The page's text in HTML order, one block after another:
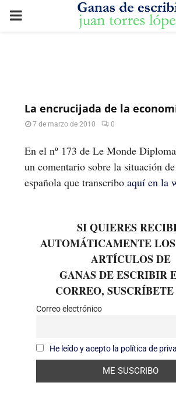
PRIMARY
La encrucijada de la
7 de marzo de 2010 0
En el nº 173 de Le Monde
un comentario sobre la situación
española que transcribo aquí en la
SI QUIERES
AUTOMÁTICAMENTE
ARTÍCULOS DE
GANAS DE ESCRIBIR
CORREO,
Correo electrónico
He leído y acepto la política de